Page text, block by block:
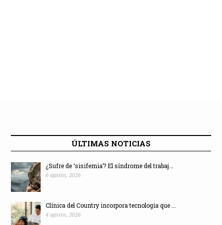
ÚLTIMAS NOTICIAS
¿Sufre de ‘sisifemia’? El síndrome del trabaj...
6 agosto, 2026
Clínica del Country incorpora tecnología que ...
4 agosto, 2026